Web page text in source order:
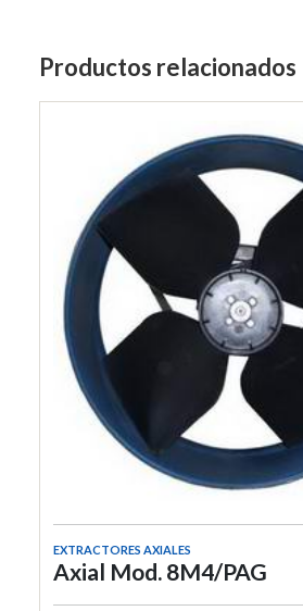
Productos relacionados
EXTRACTORES AXIALES
Axial Mod. 8M4/PAG